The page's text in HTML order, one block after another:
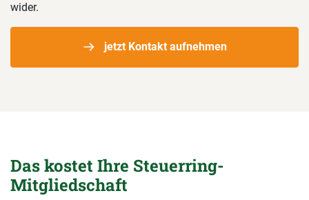
wider.
jetzt Kontakt aufnehmen
Das kostet Ihre Steuerring-
Mitgliedschaft